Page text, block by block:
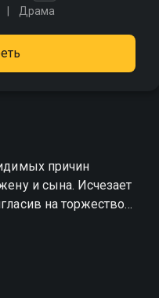
Драма
причин
и сына. Исчезает
на торжество
для побега,